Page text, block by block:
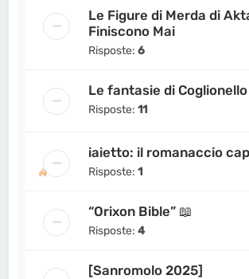
Le Figure di Merda di
Finiscono Mai
Risposte:6
Le fantasie di Coglionello
Risposte:11
iaietto: il romanaccio
Risposte:1
“Orixon Bible” 📖
Risposte:4
[Sanromolo 2025]